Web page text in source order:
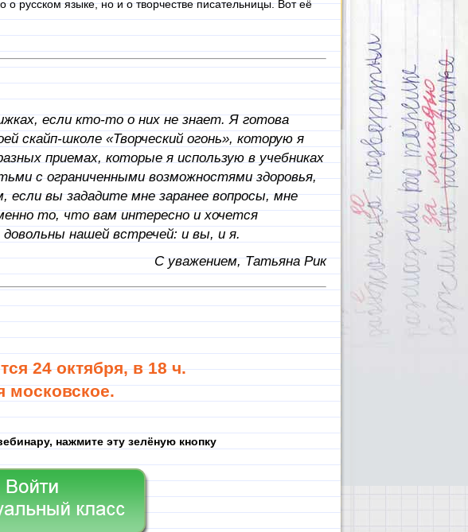
о русском языке, но и о творчестве писательницы. Вот её
если кто-то о них не знает. Я готова
скайп-школе «Творческий огонь», которую я
приемах, которые я использую в учебниках
с ограниченными возможностями здоровья,
вы зададите мне заранее вопросы, мне
то, что вам интересно и хочется
нашей встречей: и вы, и я.
С уважением, Татьяна Рик
24 октября, в 18 ч.
московское.
нажмите эту зелёную кнопку